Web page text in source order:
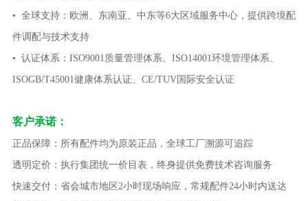
• 全球支持：欧洲、东南亚、中东等6大区域服务中心，提供跨境配
件调配与技术支持
• 认证体系：ISO9001质量管理体系、ISO14001环境管理体系、
ISOGB/T45001健康体系认证、CE/TUV国际安全认证
客户承诺：
正品保障：所有配件均为原装正品，全球工厂溯源可追踪
透明定价：执行集团统一价目表，终身提供免费技术咨询服务
快速交付：省会城市地区2小时现场响应，常规配件24小时内送达